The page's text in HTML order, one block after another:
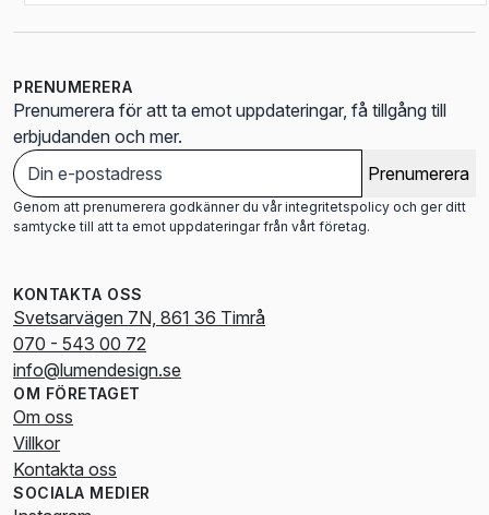
PRENUMERERA
Prenumerera för att ta emot uppdateringar, få tillgång till
erbjudanden och mer.
Prenumerera
Genom att prenumerera godkänner du vår integritetspolicy och ger ditt
samtycke till att ta emot uppdateringar från vårt företag.
KONTAKTA OSS
Svetsarvägen 7N, 861 36 Timrå
070 - 543 00 72
info@lumendesign.se
OM FÖRETAGET
Om oss
Villkor
Kontakta oss
SOCIALA MEDIER